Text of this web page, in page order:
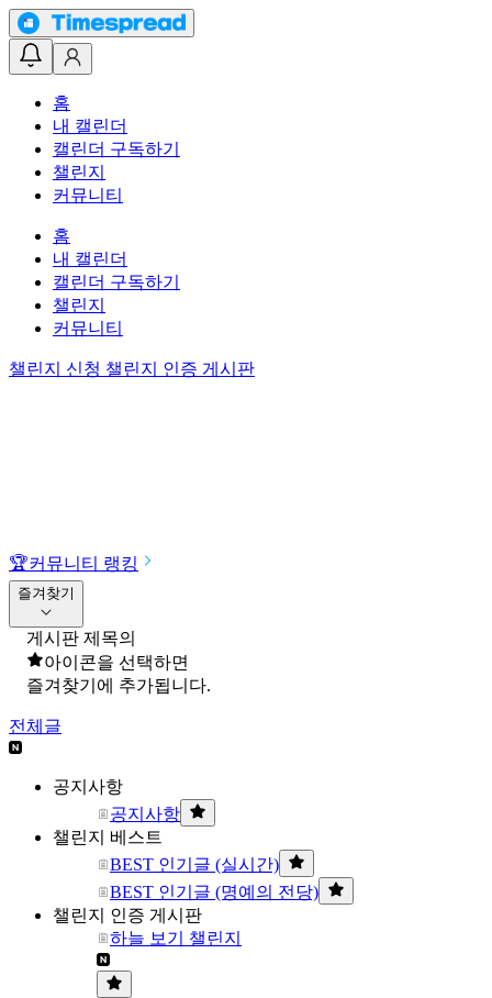
홈
내 캘린더
캘린더 구독하기
챌린지
커뮤니티
홈
내 캘린더
캘린더 구독하기
챌린지
커뮤니티
챌린지 신청 챌린지 인증 게시판
🏆커뮤니티 랭킹
즐겨찾기
게시판 제목의
아이콘을 선택하면
즐겨찾기에 추가됩니다.
전체글
공지사항
공지사항
챌린지 베스트
BEST 인기글 (실시간)
BEST 인기글 (명예의 전당)
챌린지 인증 게시판
하늘 보기 챌린지